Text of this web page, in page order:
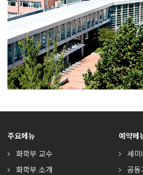
주요메뉴
화학부 교수
화학부 소개
예약메
세
공동